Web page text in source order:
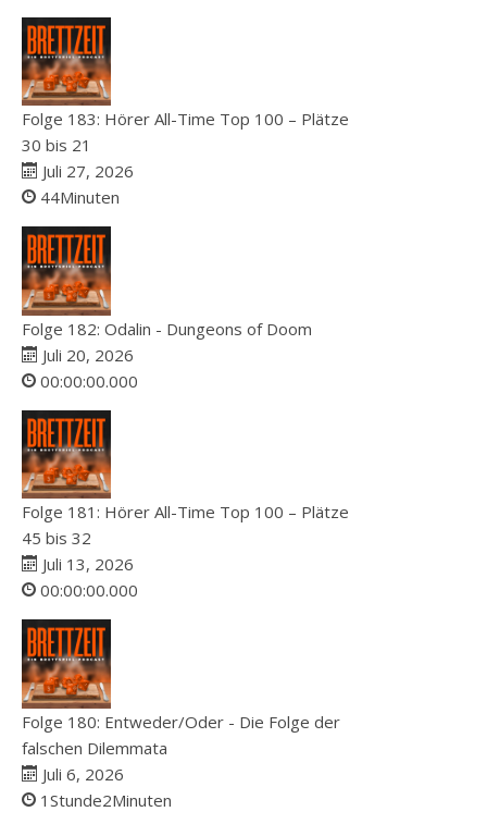
Folge 183: Hörer All-Time Top 100 – Plätze
30 bis 21
Juli 27, 2026
44Minuten
Folge 182: Odalin - Dungeons of Doom
Juli 20, 2026
00:00:00.000
Folge 181: Hörer All-Time Top 100 – Plätze
45 bis 32
Juli 13, 2026
00:00:00.000
Folge 180: Entweder/Oder - Die Folge der
falschen Dilemmata
Juli 6, 2026
1Stunde2Minuten